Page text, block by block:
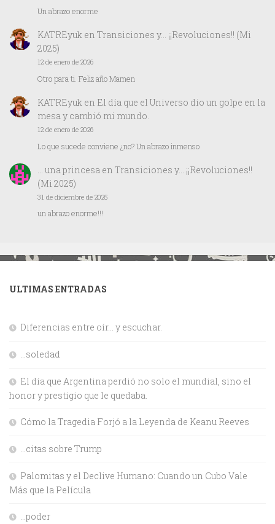
Un abrazo enorme
KATREyuken Transiciones y… ¡¡Revoluciones!! (Mi
2025)
12 de enero de 2026
Otro para ti. Feliz año Mamen
KATREyuken El día que el Universo dio un golpe en la
mesa y cambió mi mundo.
12 de enero de 2026
Lo que sucede conviene ¿no? Un abrazo inmenso
… una princesa en Transiciones y… ¡¡Revoluciones!!
(Mi 2025)
31 de diciembre de 2025
un abrazo enorme!!!
ULTIMAS ENTRADAS
Diferencias entre oír… y escuchar.
…soledad
El día que Argentina perdió no solo el mundial, sino el
honor y prestigio que le quedaba.
Cómo la Tragedia Forjó a la Leyenda de Keanu Reeves
…citas sobre Trump
Palomitas y el Declive Humano: Cuando un Cubo Vale
Más que la Película
…poder